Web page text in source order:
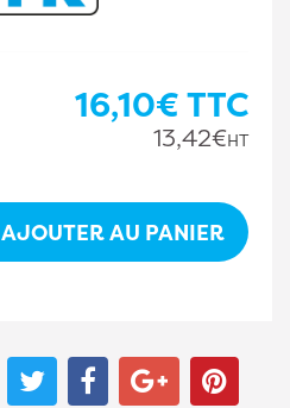
16,10€TTC
13,42€HT
AJOUTER AU PANIER